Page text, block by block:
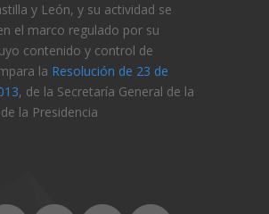
y León, y su actividad se
el marco regulado por su
contenido y control de
la Resolución de 23 de
, de la Secretaría General de la
la Presidencia